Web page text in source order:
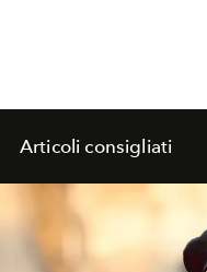
Articoli consigliati